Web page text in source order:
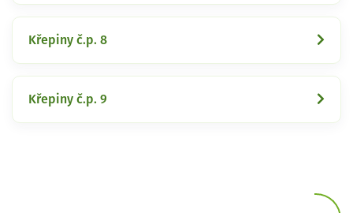
Křepiny č.p. 8
Křepiny č.p. 9